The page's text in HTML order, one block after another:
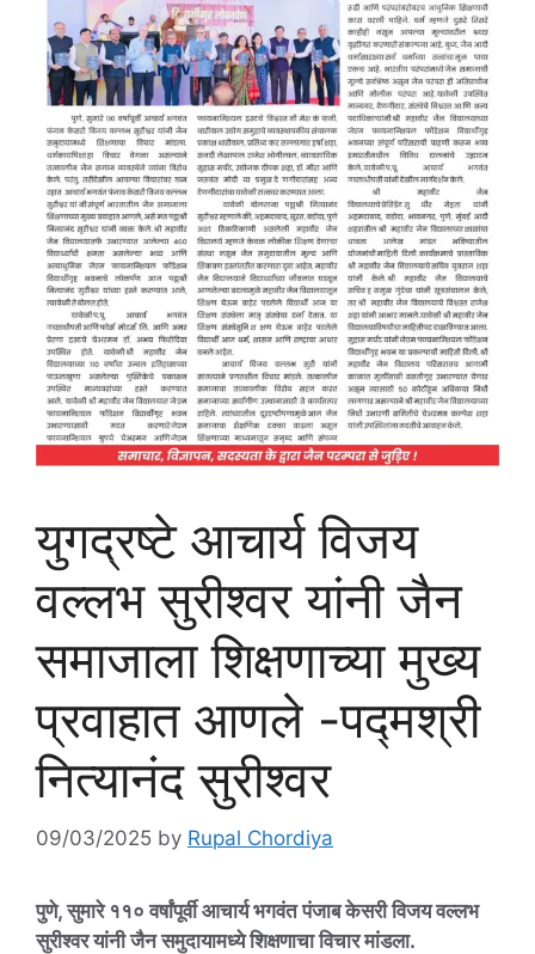
युगद्रष्टे आचार्य विजय
वल्लभ सुरीश्वर यांनी जैन
समाजाला शिक्षणाच्या मुख्य
प्रवाहात आणले -पद्मश्री
नित्यानंद सुरीश्वर
09/03/2025 by Rupal Chordiya
पुणे, सुमारे ११० वर्षांपूर्वी आचार्य भगवंत पंजाब केसरी विजय वल्लभ
सुरीश्वर यांनी जैन समुदायामध्ये शिक्षणाचा विचार मांडला.